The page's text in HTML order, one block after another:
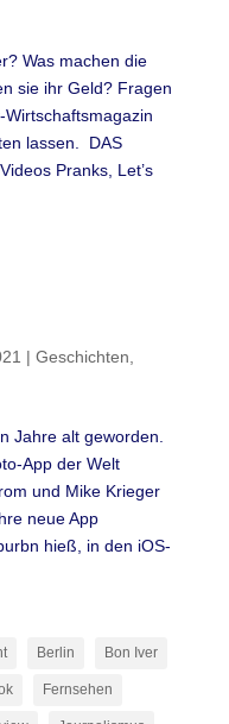
Was machen die
sie ihr Geld? Fragen
lassen. DAS
Pranks, Let’s
| Geschichten
Jahre alt geworden.
App der Welt
und Mike Krieger
neue App
hieß, in den iOS­
Berlin Bon Iver
Fernsehen